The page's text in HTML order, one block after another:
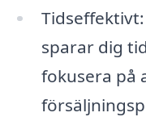
sparar dig
fokusera på